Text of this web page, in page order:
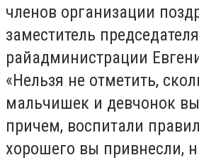
членов организации
заместитель председателя
райадминистрации
«Нельзя не отметить,
мальчишек и девчонок
причем, воспитали
хорошего вы привнесли,